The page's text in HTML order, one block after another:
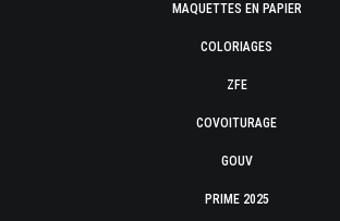
MAQUETTES EN PAPIER
COLORIAGES
ZFE
COVOITURAGE
GOUV
PRIME 2025